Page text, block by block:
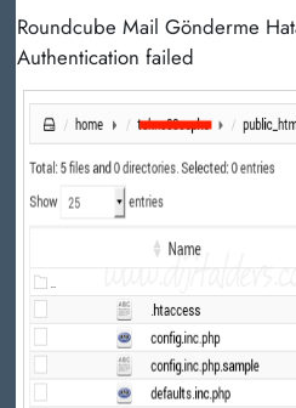
Roundcube Mail Gönderme
Authentication failed